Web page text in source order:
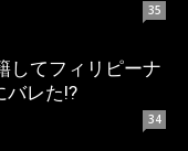
35
してフィリピーナ
バレた!?
34